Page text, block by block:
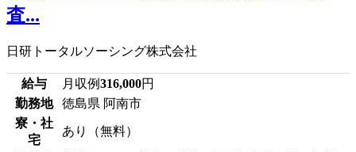
査...
日研トータルソーシング株式会社
給与 月収例316,000円
勤務地
徳島県 阿南市
寮・社
宅
あり（無料）